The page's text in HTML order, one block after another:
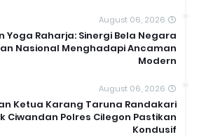
August 06, 2026
Yoga Raharja: Sinergi Bela Negara
Nasional Menghadapi Ancaman
Modern
August 06, 2026
Ketua Karang Taruna Randakari
Ciwandan Polres Cilegon Pastikan
Kondusif